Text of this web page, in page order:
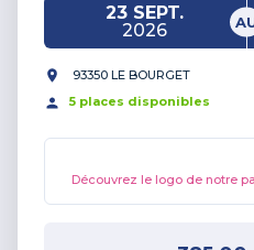
23 SEPT.
2026
93350 LE BOURGET
5 places disponibles
Découvrez le logo de notre